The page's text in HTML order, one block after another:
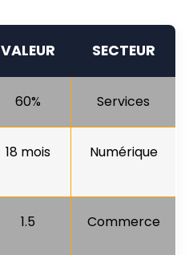
VALEUR SECTEUR
60% Services
18 mois Numérique
1.5 Commerce